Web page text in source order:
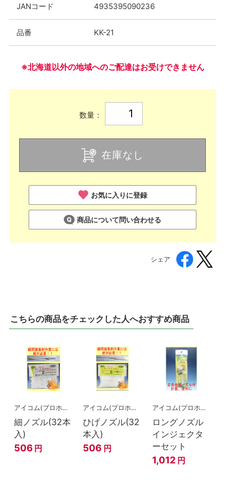
JANコード 4935395090236
品番 KK-21
※北海道以外の地域へのご配達はお受けできません
数量：
在庫なし
お気に入りに登録
商品について問い合わせる
シェア
こちらの商品をチェックした人へおすすめ商品
アイコム(プロホビー)
細ノズル(32本
入)
506 円
アイコム(プロホビー)
ひげノズル(32
本入)
506 円
アイコム(プロホビー)
ロングノズル
インジェクタ
ーセット
1,012 円